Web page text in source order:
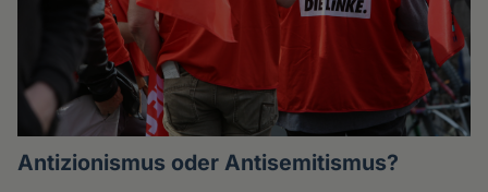
Antizionismus oder Antisemitismus?